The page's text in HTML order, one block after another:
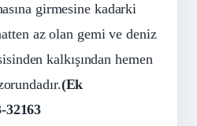
girmesine kadarki
az olan gemi ve deniz
kalkışından hemen
(Ek
32163